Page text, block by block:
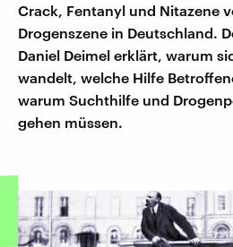
Crack, Fentanyl und Nitazene
Drogenszene in Deutschland.
Daniel Deimel erklärt, warum
wandelt, welche Hilfe
warum Suchthilfe und
gehen müssen.